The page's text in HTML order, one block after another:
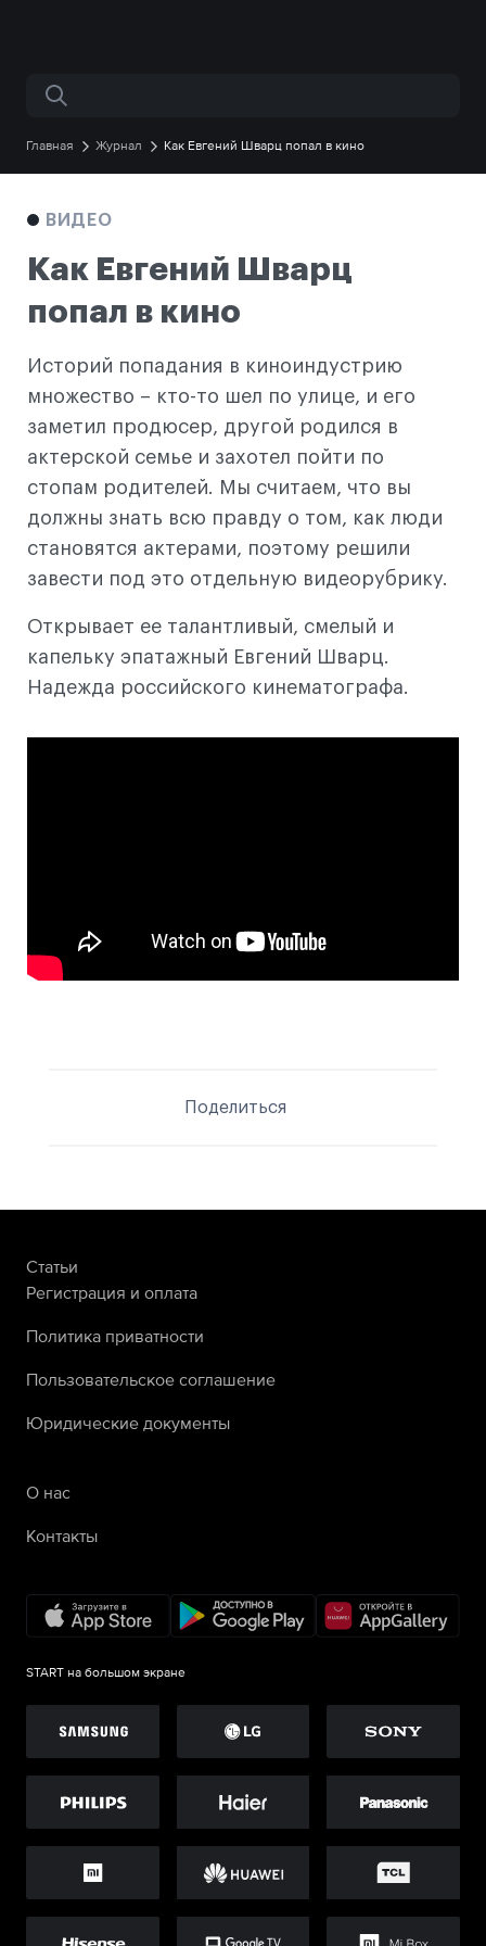
Поиск по сайту
Главная Журнал Как Евгений Шварц попал в кино
ВИДЕО
Как Евгений Шварц
попал в кино
Историй попадания в киноиндустрию
множество – кто-то шел по улице, и его
заметил продюсер, другой родился в
актерской семье и захотел пойти по
стопам родителей. Мы считаем, что вы
должны знать всю правду о том, как люди
становятся актерами, поэтому решили
завести под это отдельную видеорубрику.
Открывает ее талантливый, смелый и
капельку эпатажный Евгений Шварц.
Надежда российского кинематографа.
Поделиться
Статьи
Регистрация и оплата
Политика приватности
Пользовательское соглашение
Юридические документы
О нас
Контакты
START на большом экране